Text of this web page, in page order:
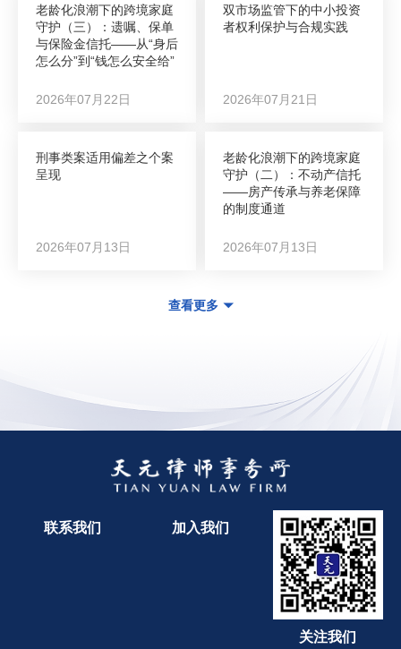
老龄化浪潮下的跨境家庭
守护（三）：遗嘱、保单
与保险金信托——从“身后
怎么分”到“钱怎么安全给”
2026年07月22日
双市场监管下的中小投资
者权利保护与合规实践
2026年07月21日
刑事类案适用偏差之个案
呈现
2026年07月13日
老龄化浪潮下的跨境家庭
守护（二）：不动产信托
——房产传承与养老保障
的制度通道
2026年07月13日
查看更多
联系我们 加入我们
关注我们